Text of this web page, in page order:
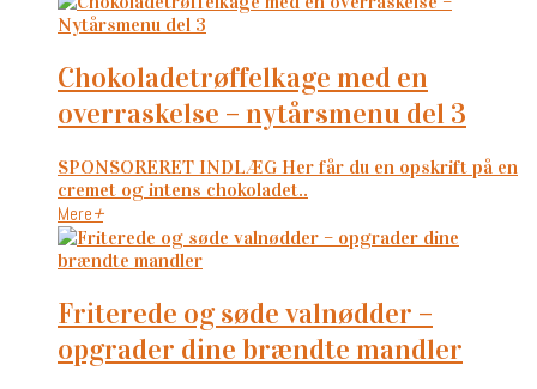
chokoladetrøffelkage med en
overraskelse – nytårsmenu del 3
SPONSORERET INDLÆG Her får du en opskrift på en
cremet og intens chokoladet..
Mere+
friterede og søde valnødder –
opgrader dine brændte mandler